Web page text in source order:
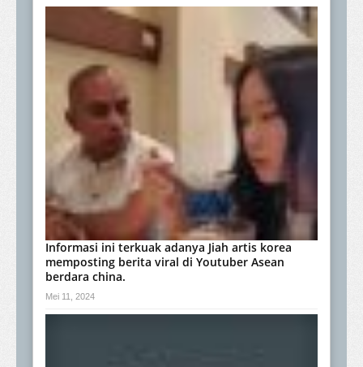
Informasi ini terkuak adanya Jiah artis korea
memposting berita viral di Youtuber Asean
berdara china.
Mei 11, 2024